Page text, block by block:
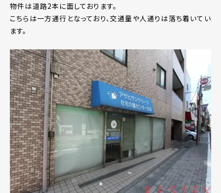
物件は道路2本に面しております。
こちらは一方通行となっており、交通量や人通りは落ち着いてい
ます。